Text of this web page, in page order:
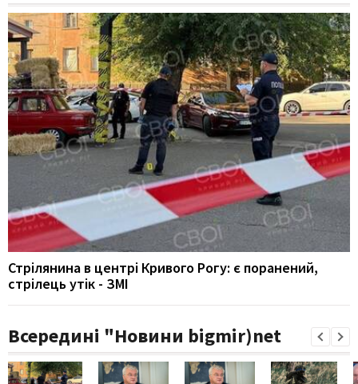
Стрілянина в центрі Кривого Рогу: є поранений,
стрілець утік - ЗМІ
Всередині "Новини bigmir)net